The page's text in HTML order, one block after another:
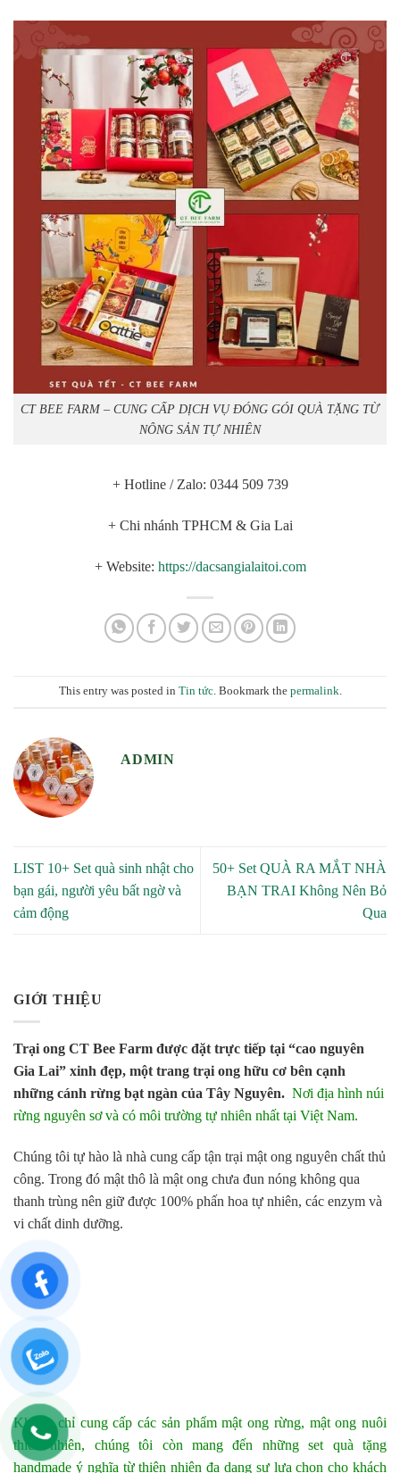
CT BEE FARM – CUNG CẤP DỊCH VỤ ĐÓNG GÓI QUÀ TẶNG TỪ
NÔNG SẢN TỰ NHIÊN
+ Hotline / Zalo: 0344 509 739
+ Chi nhánh TPHCM & Gia Lai
+ Website: https://dacsangialaitoi.com
This entry was posted in Tin tức. Bookmark the permalink.
ADMIN
LIST 10+ Set quà sinh nhật cho
bạn gái, người yêu bất ngờ và
cảm động
50+ Set QUÀ RA MẮT NHÀ
BẠN TRAI Không Nên Bỏ
Qua
GIỚI THIỆU
Trại ong CT Bee Farm được đặt trực tiếp tại “cao nguyên
Gia Lai” xinh đẹp, một trang trại ong hữu cơ bên cạnh
những cánh rừng bạt ngàn của Tây Nguyên. Nơi địa hình núi
rừng nguyên sơ và có môi trường tự nhiên nhất tại Việt Nam.
Chúng tôi tự hào là nhà cung cấp tận trại mật ong nguyên chất thủ
công. Trong đó mật thô là mật ong chưa đun nóng không qua
thanh trùng nên giữ được 100% phấn hoa tự nhiên, các enzym và
vi chất dinh dưỡng.
Không chỉ cung cấp các sản phẩm mật ong rừng, mật ong nuôi
thiên nhiên, chúng tôi còn mang đến những set quà tặng
handmade ý nghĩa từ thiên nhiên đa dạng sự lựa chọn cho khách